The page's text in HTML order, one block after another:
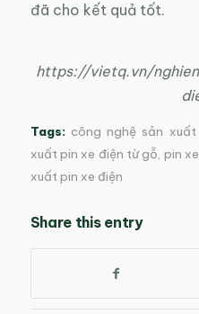
đã cho kết quả tốt.
https://vietq.vn/
Tags: công nghệ sản
xuất pin xe điện từ gỗ, pin
xuất pin xe điện
Share this entry